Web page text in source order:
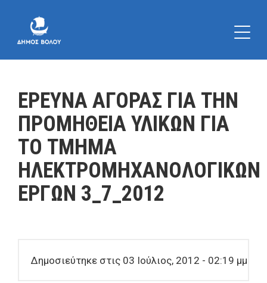
ΕΡΕΥΝΑ ΑΓΟΡΑΣ ΓΙΑ ΤΗΝ
ΠΡΟΜΗΘΕΙΑ ΥΛΙΚΩΝ ΓΙΑ
ΤΟ ΤΜΗΜΑ
ΗΛΕΚΤΡΟΜΗΧΑΝΟΛΟΓΙΚΩΝ
ΕΡΓΩΝ 3_7_2012
Δημοσιεύτηκε στις 03 Ιούλιος, 2012 - 02:19 μμ